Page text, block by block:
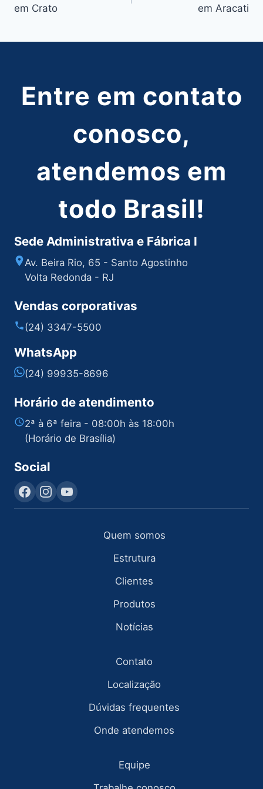
em Crato
em Aracati
Entre em contato
conosco,
atendemos em
todo Brasil!
Sede Administrativa e Fábrica I
Av. Beira Rio, 65 - Santo Agostinho
Volta Redonda - RJ
Vendas corporativas
(24) 3347-5500
WhatsApp
(24) 99935-8696
Horário de atendimento
2ª à 6ª feira - 08:00h às 18:00h
(Horário de Brasília)
Social
Quem somos
Estrutura
Clientes
Produtos
Notícias
Contato
Localização
Dúvidas frequentes
Onde atendemos
Equipe